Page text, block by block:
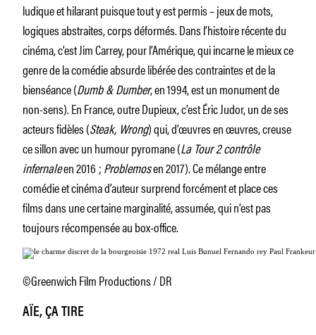
ludique et hilarant puisque tout y est permis – jeux de mots,
logiques abstraites, corps déformés. Dans l’histoire récente du
cinéma, c’est Jim Carrey, pour l’Amérique, qui incarne le mieux ce
genre de la comédie absurde libérée des contraintes et de la
bienséance (Dumb & Dumber, en 1994, est un monument de
non-sens). En France, outre Dupieux, c’est Éric Judor, un de ses
acteurs fidèles (Steak, Wrong) qui, d’œuvres en œuvres, creuse
ce sillon avec un humour pyromane (La Tour 2 contrôle
infernaleen 2016 ;Problemosen 2017). Ce mélange entre
comédie et cinéma d’auteur surprend forcément et place ces
films dans une certaine marginalité, assumée, qui n’est pas
toujours récompensée au box-office.
©Greenwich Film Productions / DR
AÏE, ÇA TIRE